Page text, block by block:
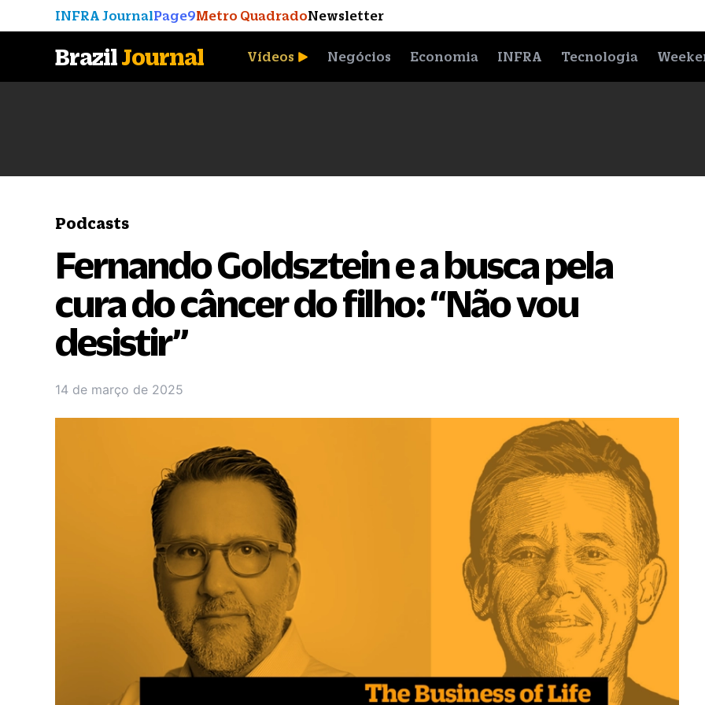
INFRA JournalPage9Metro QuadradoNewsletter
BrazilJournal Vídeos Negócios Economia INFRA Tecnologia
Podcasts
Fernando Goldsztein e a busca pela
cura do câncer do filho: “Não vou
desistir”
14 de março de 2025